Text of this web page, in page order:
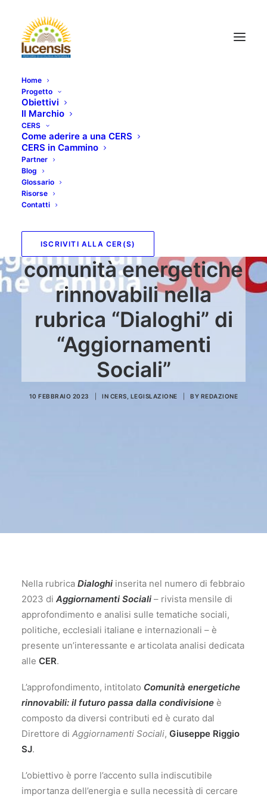
Home
Progetto
Obiettivi
Il Marchio
CERS
Come aderire a una CERS
CERS in Cammino
Partner
Blog
Glossario
Risorse
Contatti
ISCRIVITI ALLA CER(S)
vademecum delle
comunità energetiche
rinnovabili nella
rubrica “Dialoghi” di
“Aggiornamenti
Sociali”
10 FEBBRAIO 2023 IN CERS LEGISLAZIONE BY REDAZIONE
Nella rubrica Dialoghi inserita nel numero di febbraio
2023 di Aggiornamenti Sociali – rivista mensile di
approfondimento e analisi sulle tematiche sociali,
politiche, ecclesiali italiane e internazionali – è
presente un’interessante e articolata analisi dedicata
alle CER.
L’approfondimento, intitolato Comunità energetiche
rinnovabili: il futuro passa dalla condivisione è
composto da diversi contributi ed è curato dal
Direttore di Aggiornamenti Sociali, Giuseppe Riggio
SJ.
L’obiettivo è porre l’accento sulla indiscutibile
importanza dell’energia e sulla necessità di cercare